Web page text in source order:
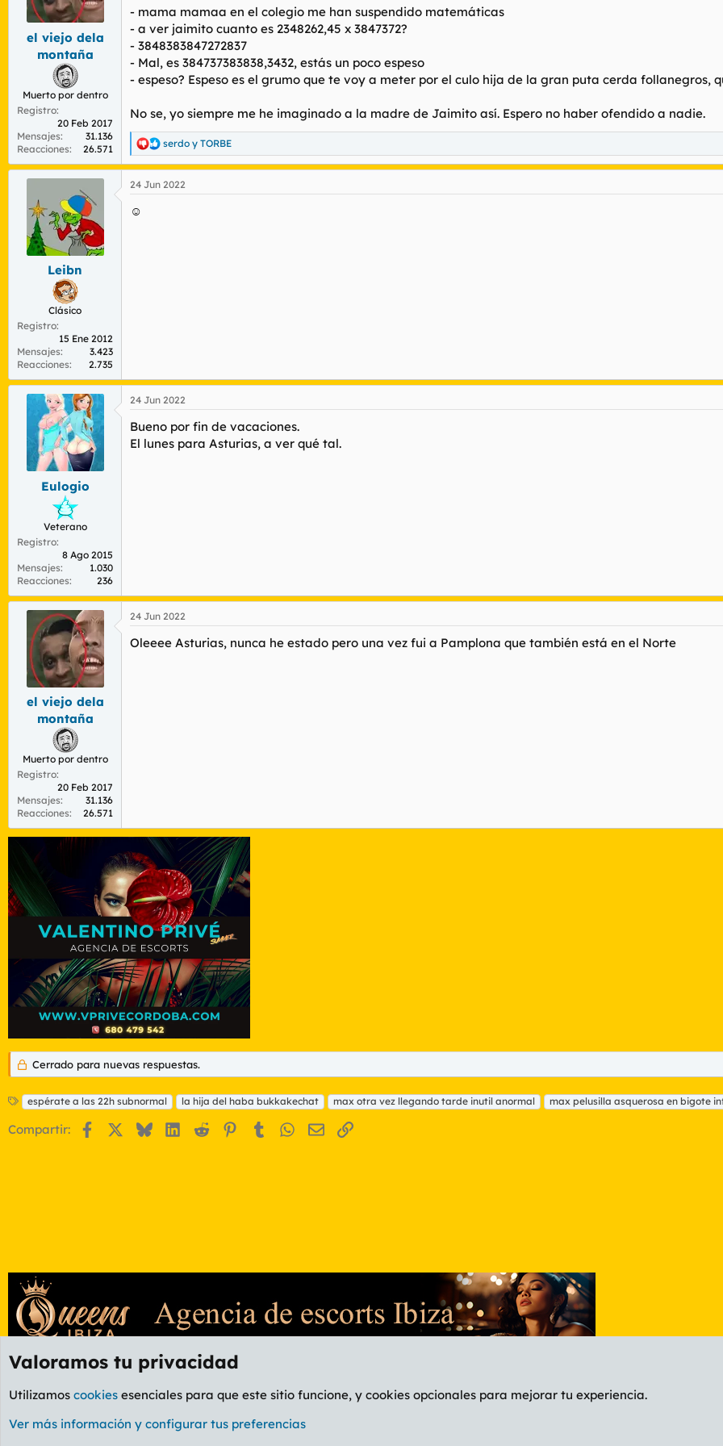
d
e
m
a
i
c
i
o
el viejo dela
montaña
Muerto por dentro
Registro
20 Feb 2017
Mensajes
31.136
Reacciones
26.571
- mama mamaa en el colegio me han suspendido matemáticas
- a ver jaimito cuanto es 2348262,45 x 3847372?
- 3848383847272837
- Mal, es 384737383838,3432, estás un poco espeso
- espeso? Espeso es el grumo que te voy a meter por el culo hija de la gran puta cerda follanegros,
No se, yo siempre me he imaginado a la madre de Jaimito así. Espero no haber ofendido a nadie.
R
e
a
c
i
serdo y TORBE
Leibn
Clásico
Registro
15 Ene 2012
Mensajes
3.423
Reacciones
2.735
24 Jun 2022
☺
Eulogio
Veterano
Registro
8 Ago 2015
Mensajes
1.030
Reacciones
236
24 Jun 2022
Bueno por fin de vacaciones.
El lunes para Asturias, a ver qué tal.
el viejo dela
montaña
Muerto por dentro
Registro
20 Feb 2017
Mensajes
31.136
Reacciones
26.571
24 Jun 2022
Oleeee Asturias, nunca he estado pero una vez fui a Pamplona que también está en el Norte
Cerrado para nuevas respuestas.
E
i
espérate a las 22h subnormal la hija del haba bukkakechat max otra vez llegando tarde inutil anormal max pelusilla asquerosa en bigote
Compartir: FacebookBlueskyLinkedIn
Reddit Pinterest
Tumblr WhatsApp
EmailEnlace
Foro General
Valoramos tu privacidad
Utilizamos cookies esenciales para que este sitio funcione, y cookies opcionales para mejorar tu experiencia.
Ver más información y configurar tus preferencias